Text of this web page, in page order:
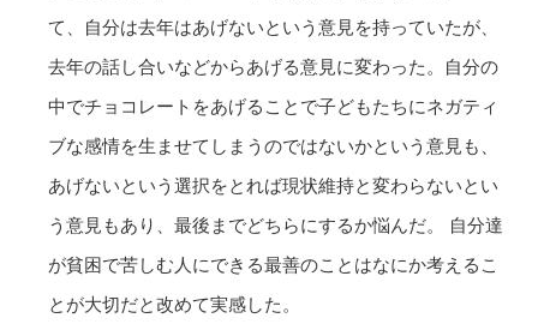
て、自分は去年はあげないという意見を持っていたが、
去年の話し合いなどからあげる意見に変わった。自分の
中でチョコレートをあげることで子どもたちにネガティ
ブな感情を生ませてしまうのではないかという意見も、
あげないという選択をとれば現状維持と変わらないとい
う意見もあり、最後までどちらにするか悩んだ。 自分達
が貧困で苦しむ人にできる最善のことはなにか考えるこ
とが大切だと改めて実感した。